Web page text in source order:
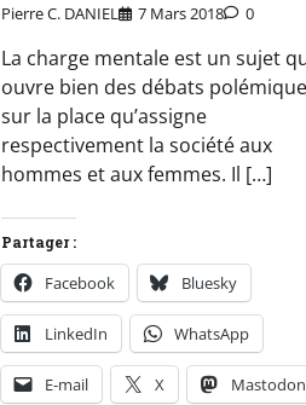
Pierre C. DANIEL 7 Mars 2018 0
La charge mentale est un sujet
ouvre bien des débats
sur la place qu’assigne
respectivement la société aux
hommes et aux femmes. Il […]
Partager :
Facebook Bluesky
LinkedIn WhatsApp
E-mail X Mastodon